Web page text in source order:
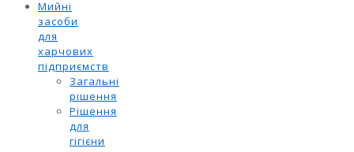
Мийні
засоби
для
харчових
підприємств
Загальні
рішення
Рішення
для
гігієни